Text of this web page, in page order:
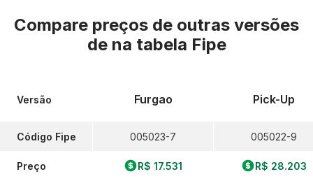
Compare preços de outras versões
de na tabela Fipe
Versão
Código Fipe
Preço
Furgao
005023-7
R$ 17.531
Pick-Up
005022-9
R$ 28.203